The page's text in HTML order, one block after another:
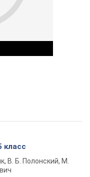
Video
класс
В. Б. Полонский, М.